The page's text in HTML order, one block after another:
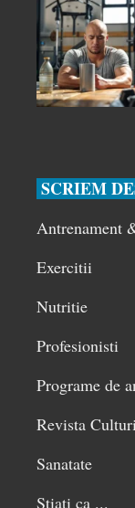
SCRIEM
Antrenament
Exercitii
Nutritie
Profesionisti
Programe de
Revista
Sanatate
Stiati ca ...